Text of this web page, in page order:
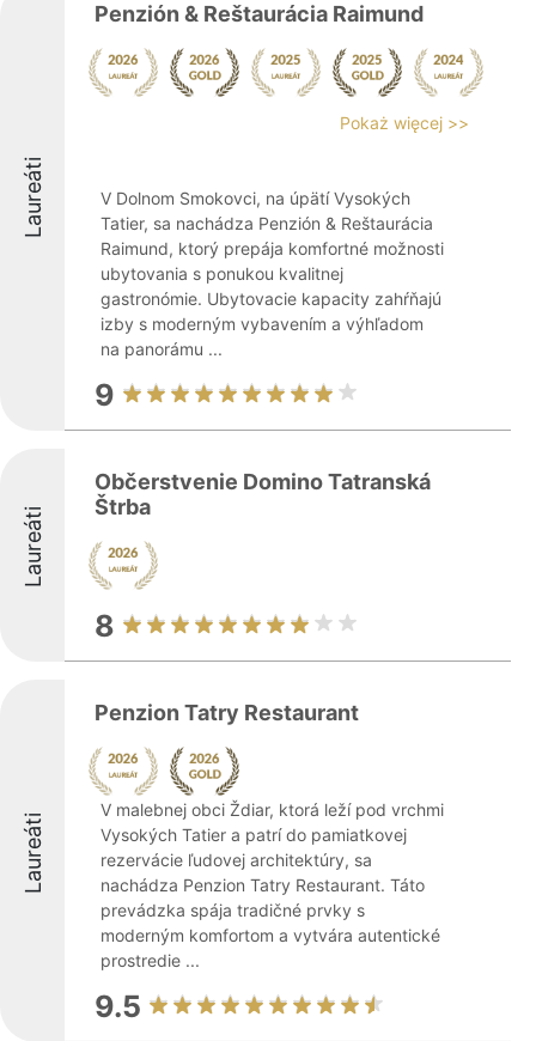
Laureáti
Penzión & Reštaurácia Raimund
Pokaż więcej >>
V Dolnom Smokovci, na úpätí Vysokých
Tatier, sa nachádza Penzión & Reštaurácia
Raimund, ktorý prepája komfortné možnosti
ubytovania s ponukou kvalitnej
gastronómie. Ubytovacie kapacity zahŕňajú
izby s moderným vybavením a výhľadom
na panorámu ...
9
Laureáti
Občerstvenie Domino Tatranská
Štrba
8
Laureáti
Penzion Tatry Restaurant
V malebnej obci Ždiar, ktorá leží pod vrchmi
Vysokých Tatier a patrí do pamiatkovej
rezervácie ľudovej architektúry, sa
nachádza Penzion Tatry Restaurant. Táto
prevádzka spája tradičné prvky s
moderným komfortom a vytvára autentické
prostredie ...
9.5